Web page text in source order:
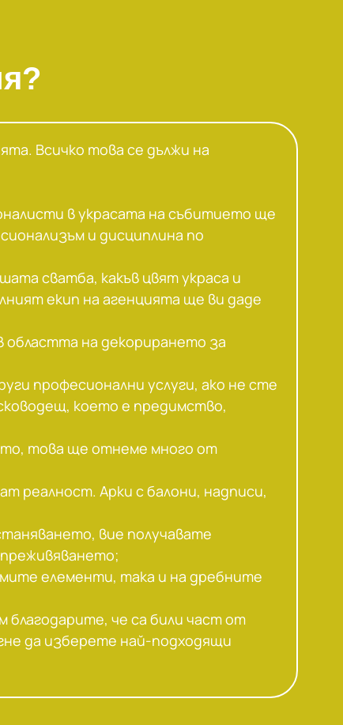
Всичко това се дължи на
в украсата на събитието ще
и дисциплина по
сватба, какъв цвят украса и
екип на агенцията ще ви даде
на декорирането за
професионални услуги, ако не сте
което е предимство,
това ще отнеме много от
реалност. Арки с балони, надписи,
вие получавате
елементи, така и на дребните
благодарите, че са били част от
да изберете най-подходящи